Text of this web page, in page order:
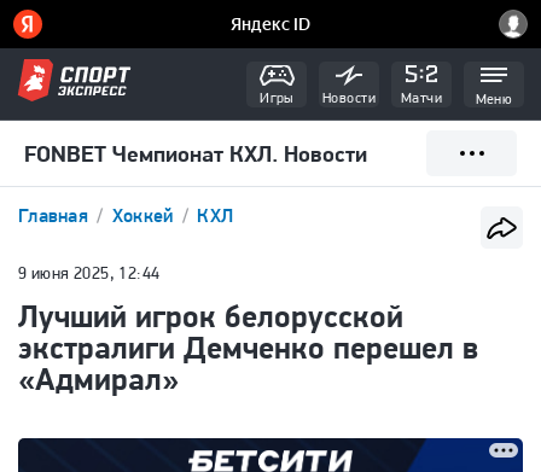
Игры Новости Матчи Меню
FONBET Чемпионат КХЛ. Новости
Главная Хоккей КХЛ
9 июня 2025, 12:44
Лучший игрок белорусской
экстралиги Демченко перешел в
«Адмирал»